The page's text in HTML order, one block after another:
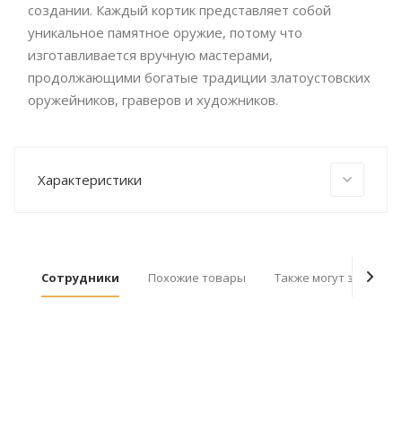
создании. Каждый кортик представляет собой
уникальное памятное оружие, потому что
изготавливается вручную мастерами,
продолжающими богатые традиции златоустовских
оружейников, граверов и художников.
Характеристики
Сотрудники Похожие товары Также могут